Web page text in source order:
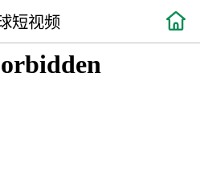
短视频